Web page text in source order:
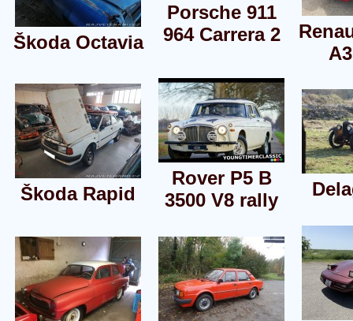
Škoda Octavia
Porsche 911
964 Carrera 2
Škoda Rapid
Rover P5 B
3500 V8 rally